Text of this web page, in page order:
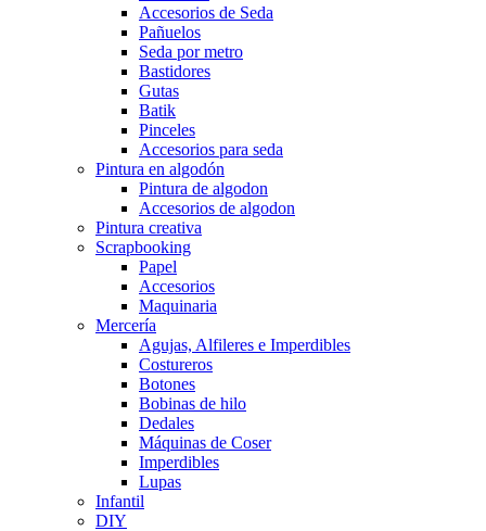
Accesorios de Seda
Pañuelos
Seda por metro
Bastidores
Gutas
Batik
Pinceles
Accesorios para seda
Pintura en algodón
Pintura de algodon
Accesorios de algodon
Pintura creativa
Scrapbooking
Papel
Accesorios
Maquinaria
Mercería
Agujas, Alfileres e Imperdibles
Costureros
Botones
Bobinas de hilo
Dedales
Máquinas de Coser
Imperdibles
Lupas
Infantil
DIY